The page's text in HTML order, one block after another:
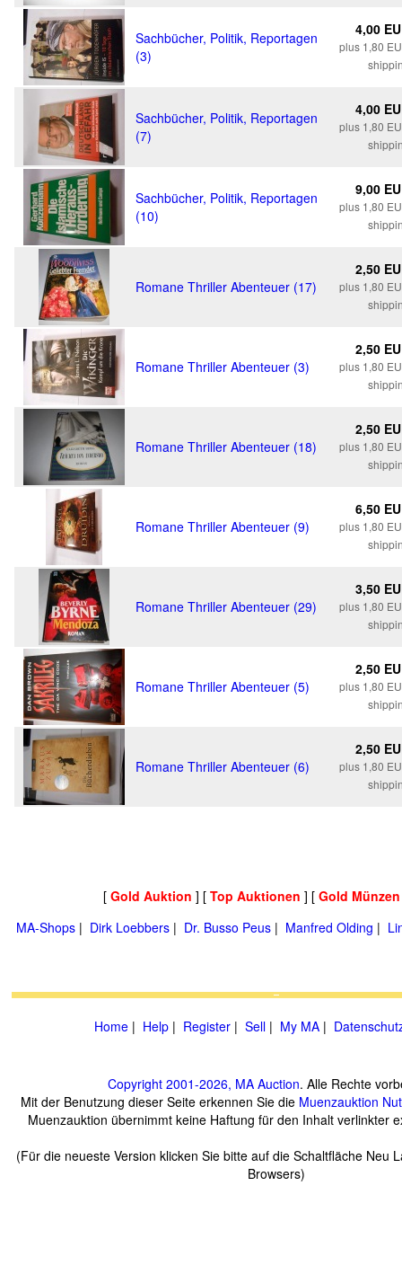
Sachbücher, Politik, Reportagen
(3)
4,00
plus 1,80
Sachbücher, Politik, Reportagen
(7)
4,00
plus 1,80
Sachbücher, Politik, Reportagen
(10)
9,00
plus 1,80
Romane Thriller Abenteuer (17)
2,50
plus 1,80
Romane Thriller Abenteuer (3)
2,50
plus 1,80
Romane Thriller Abenteuer (18)
2,50
plus 1,80
Romane Thriller Abenteuer (9)
6,50
plus 1,80
Romane Thriller Abenteuer (29)
3,50
plus 1,80
Romane Thriller Abenteuer (5)
2,50
plus 1,80
Romane Thriller Abenteuer (6)
2,50
plus 1,80
[ Gold Auktion ] [ Top Auktionen ] [ Gold
MA-Shops | Dirk Loebbers | Dr. Busso Peus | Manfred Olding |
Home | Help | Register | Sell | My MA |
Copyright 2001-2026, MA Auction. Alle Rechte
Mit der Benutzung dieser Seite erkennen Sie die Muenzauktion
Muenzauktion übernimmt keine Haftung für den Inhalt verlinkter
(Für die neueste Version klicken Sie bitte auf die Schaltfläche Neu
Browsers)